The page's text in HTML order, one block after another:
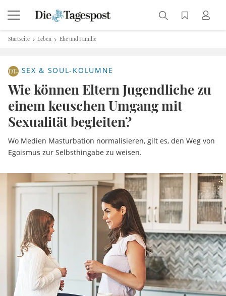
Startseite Leben Ehe und Familie
SEX & SOUL-KOLUMNE
Wie können Eltern Jugendliche zu
einem keuschen Umgang mit
Sexualität begleiten?
Wo Medien Masturbation normalisieren, gilt es, den Weg von
Egoismus zur Selbsthingabe zu weisen.